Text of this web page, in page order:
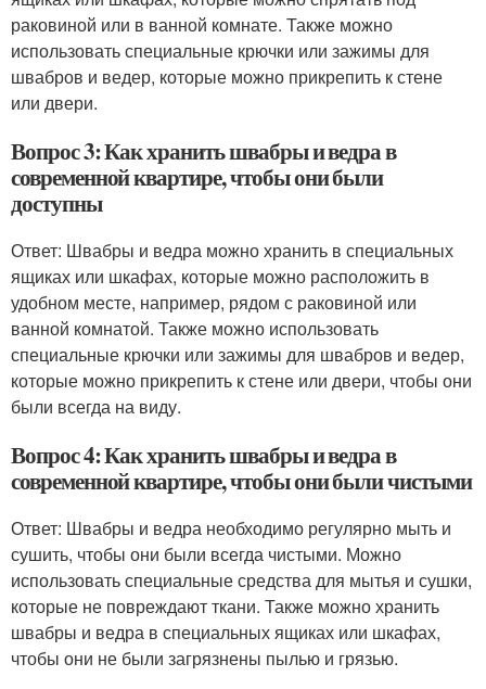
раковиной или в ванной комнате. Также можно
использовать специальные крючки или зажимы для
швабров и ведер, которые можно прикрепить к стене
или двери.
Вопрос 3: Как хранить швабры и ведра в
современной квартире, чтобы они были
доступны
Ответ: Швабры и ведра можно хранить в специальных
ящиках или шкафах, которые можно расположить в
удобном месте, например, рядом с раковиной или
ванной комнатой. Также можно использовать
специальные крючки или зажимы для швабров и ведер,
которые можно прикрепить к стене или двери, чтобы они
были всегда на виду.
Вопрос 4: Как хранить швабры и ведра в
современной квартире, чтобы они были чистыми
Ответ: Швабры и ведра необходимо регулярно мыть и
сушить, чтобы они были всегда чистыми. Можно
использовать специальные средства для мытья и сушки,
которые не повреждают ткани. Также можно хранить
швабры и ведра в специальных ящиках или шкафах,
чтобы они не были загрязнены пылью и грязью.